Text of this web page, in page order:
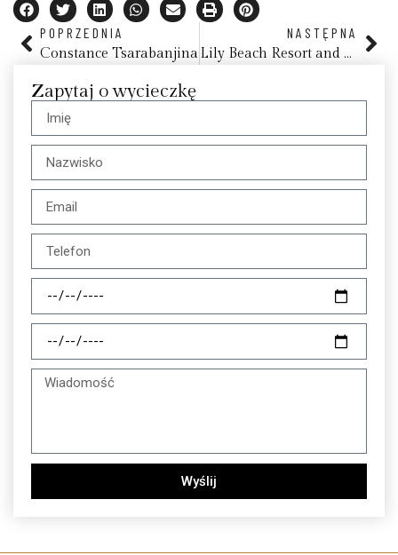
POPRZEDNIA
Constance Tsarabanjina
NASTĘPNA
Lily Beach Resort and Spa
Zapytaj o wycieczkę
Wyślij